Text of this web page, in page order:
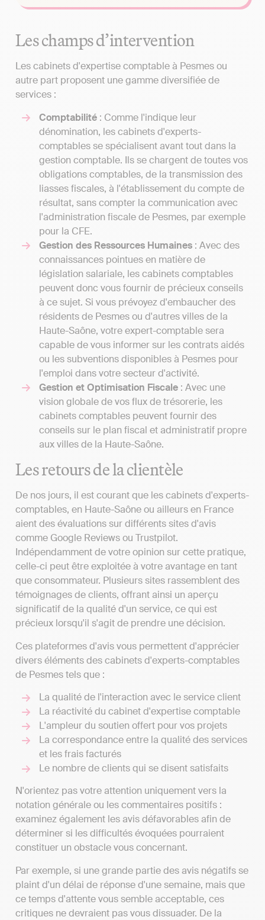
Les champs d’intervention
Les cabinets d'expertise comptable à Pesmes ou
autre part proposent une gamme diversifiée de
services :
Comptabilité : Comme l'indique leur
dénomination, les cabinets d'experts-
comptables se spécialisent avant tout dans la
gestion comptable. Ils se chargent de toutes vos
obligations comptables, de la transmission des
liasses fiscales, à l'établissement du compte de
résultat, sans compter la communication avec
l'administration fiscale de Pesmes, par exemple
pour la CFE.
Gestion des Ressources Humaines : Avec des
connaissances pointues en matière de
législation salariale, les cabinets comptables
peuvent donc vous fournir de précieux conseils
à ce sujet. Si vous prévoyez d'embaucher des
résidents de Pesmes ou d'autres villes de la
Haute-Saône, votre expert-comptable sera
capable de vous informer sur les contrats aidés
ou les subventions disponibles à Pesmes pour
l'emploi dans votre secteur d'activité.
Gestion et Optimisation Fiscale : Avec une
vision globale de vos flux de trésorerie, les
cabinets comptables peuvent fournir des
conseils sur le plan fiscal et administratif propre
aux villes de la Haute-Saône.
Les retours de la clientèle
De nos jours, il est courant que les cabinets d'experts-
comptables, en Haute-Saône ou ailleurs en France
aient des évaluations sur différents sites d'avis
comme Google Reviews ou Trustpilot.
Indépendamment de votre opinion sur cette pratique,
celle-ci peut être exploitée à votre avantage en tant
que consommateur. Plusieurs sites rassemblent des
témoignages de clients, offrant ainsi un aperçu
significatif de la qualité d'un service, ce qui est
précieux lorsqu'il s'agit de prendre une décision.
Ces plateformes d'avis vous permettent d'apprécier
divers éléments des cabinets d'experts-comptables
de Pesmes tels que :
La qualité de l'interaction avec le service client
La réactivité du cabinet d'expertise comptable
L'ampleur du soutien offert pour vos projets
La correspondance entre la qualité des services
et les frais facturés
Le nombre de clients qui se disent satisfaits
N'orientez pas votre attention uniquement vers la
notation générale ou les commentaires positifs :
examinez également les avis défavorables afin de
déterminer si les difficultés évoquées pourraient
constituer un obstacle vous concernant.
Par exemple, si une grande partie des avis négatifs se
plaint d'un délai de réponse d'une semaine, mais que
ce temps d'attente vous semble acceptable, ces
critiques ne devraient pas vous dissuader. De la